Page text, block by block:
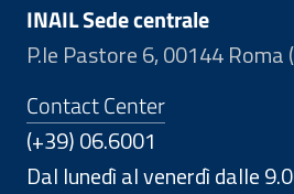
INAIL Sede centrale
P.le Pastore 6, 00144 Roma
Contact Center
(+39) 06.6001
Dal lunedì al venerdì dalle